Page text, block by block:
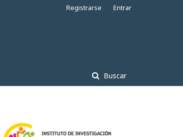
Buscar
Registrarse Entrar